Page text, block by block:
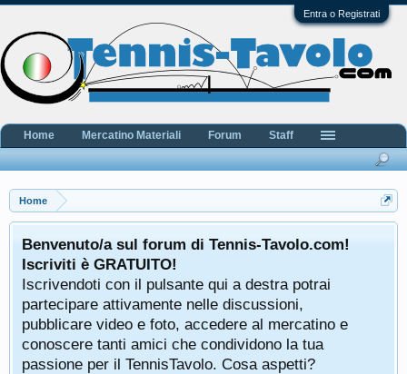
Entra o Registrati
Home
Benvenuto/a sul forum di Tennis-Tavolo.com!
Iscriviti è GRATUITO!
Iscrivendoti con il pulsante qui a destra potrai
partecipare attivamente nelle discussioni,
pubblicare video e foto, accedere al mercatino e
conoscere tanti amici che condividono la tua
passione per il TennisTavolo. Cosa aspetti?
Home Mercatino Materiali Forum Staff